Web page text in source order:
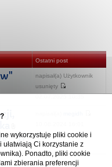
Ostatni post
napisał(a) Użytkownik
usunięty
17
wykorzystuje pliki cookie i
Ci korzystanie z
Ponadto, pliki cookie
zbierania preferencji